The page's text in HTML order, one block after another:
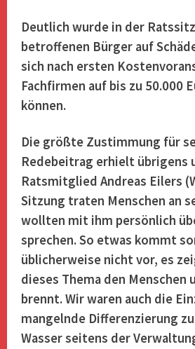
Deutlich wurde in der
betroffenen Bürger auf
sich nach ersten
Fachfirmen auf bis zu 50.000
können.
Die größte Zustimmung für
Redebeitrag erhielt übrigens
Ratsmitglied Andreas Eilers
Sitzung traten Menschen an
wollten mit ihm persönlich
sprechen. So etwas kommt
üblicherweise nicht vor, es
dieses Thema den Menschen
brennt. Wir waren auch die
mangelnde Differenzierung
Wasser seitens der